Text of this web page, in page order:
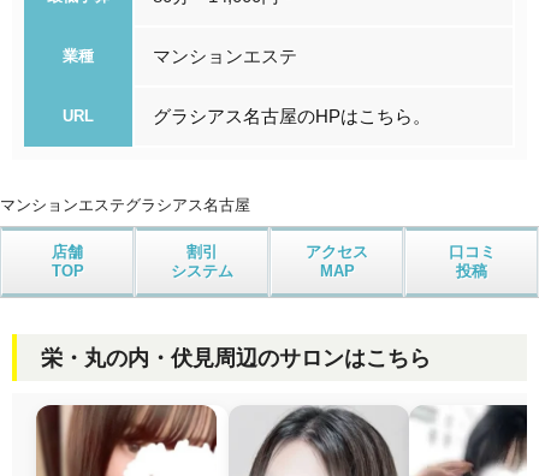
業種 マンションエステ
URL グラシアス名古屋のHPはこちら。
マンションエステグラシアス名古屋
店舗
TOP
割引
システム
アクセス
MAP
口コミ
投稿
栄・丸の内・伏見周辺のサロンはこちら